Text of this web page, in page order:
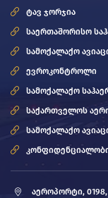
ტავ ჯორჯია
საერთაშორისო
სამოქალაქო
ევროკონტროლი
სამოქალაქო
საქართველოს
სამოქალაქო
აეროპორტი,